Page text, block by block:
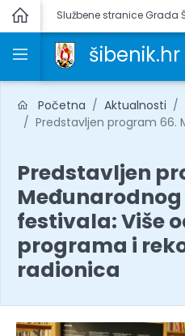
Službene stranice Grada
šibenik.hr
Početna Aktualnosti
Predstavljen program 66.
Predstavljen
festivala: Više
programa i
radionica